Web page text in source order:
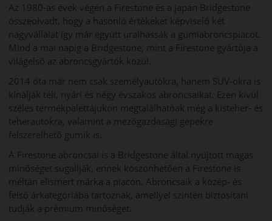
Az 1980-as évek végén a Firestone és a japán Bridgestone
összeolvadt, hogy a hasonló értékeket képviselő két
nagyvállalat így már együtt uralhassák a gumiabroncspiacot.
Mind a mai napig a Bridgestone, mint a Firestone gyártója a
világelső az abroncsgyártók közül.
2014 óta már nem csak személyautókra, hanem SUV-okra is
kínálják téli, nyári és négy évszakos abroncsaikat. Ezen kívül
széles termékpalettájukon megtalálhatóak még a kisteher- és
teherautókra, valamint a mezőgazdasági gépekre
felszerelhető gumik is.
A Firestone abroncsai is a Bridgestone által nyújtott magas
minőséget sugallják, ennek köszönhetően a Firestone is
méltán elismert márka a piacon. Abroncsaik a közép- és
felső árkategóriába tartoznak, amellyel szintén biztosítani
tudják a prémium minőséget.